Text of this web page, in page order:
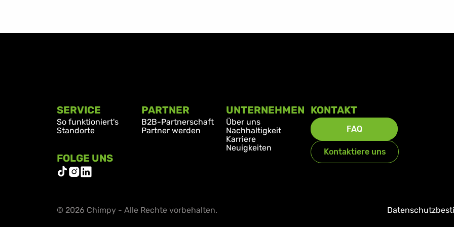
SERVICE
So funktioniert's
Standorte
FOLGE UNS
PARTNER
B2B-Partnerschaft
Partner werden
UNTERNEHMEN
Über uns
Nachhaltigkeit
Karriere
Neuigkeiten
KONTAKT
FAQ
Kontaktiere uns
© 2026 Chimpy - Alle Rechte vorbehalten.